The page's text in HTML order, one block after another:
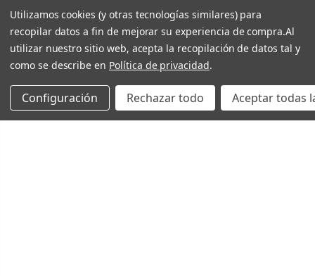
Utilizamos cookies (y otras tecnologías similares) para
recopilar datos a fin de mejorar su experiencia de compra.Al
utilizar nuestro sitio web, acepta la recopilación de datos tal y
como se describe en Política de privacidad.
Configuración Rechazar todo Aceptar todas